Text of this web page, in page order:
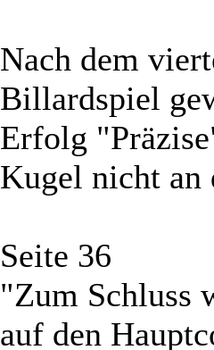
Nach dem
Billardspiel
Erfolg
Kugel nicht an
Seite 36
"Zum Schluss
auf den